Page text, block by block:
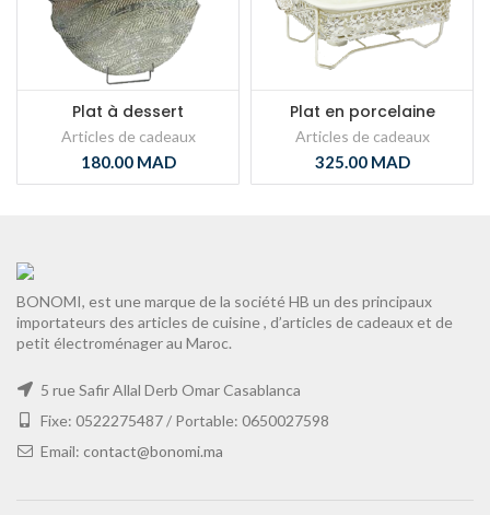
Plat à dessert
Articles de cadeaux
180.00 MAD
Plat en porcelaine
Articles de cadeaux
325.00 MAD
BONOMI, est une marque de la société HB un des principaux
importateurs des articles de cuisine , d’articles de cadeaux et de
petit électroménager au Maroc.
5 rue Safir Allal Derb Omar Casablanca
Fixe: 0522275487 / Portable: 0650027598
Email: contact@bonomi.ma